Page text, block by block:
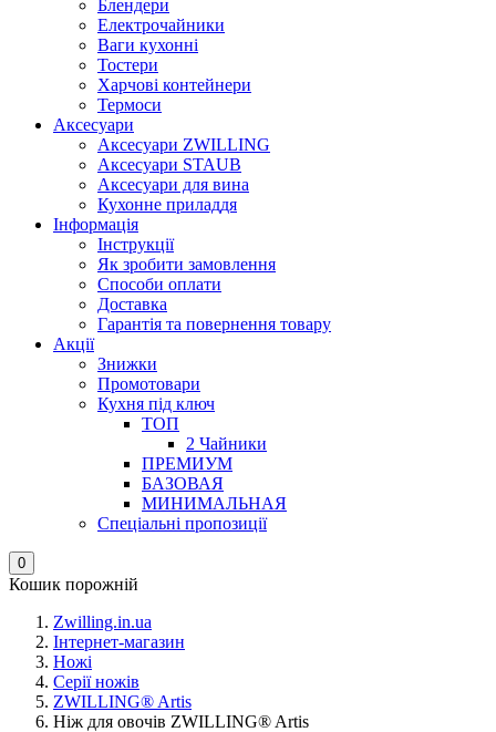
Блендери
Електрочайники
Ваги кухонні
Тостери
Харчові контейнери
Термоси
Аксесуари
Аксесуари ZWILLING
Аксесуари STAUB
Аксесуари для вина
Кухонне приладдя
Інформація
Інструкції
Як зробити замовлення
Способи оплати
Доставка
Гарантія та повернення товару
Акції
Знижки
Промотовари
Кухня під ключ
ТОП
2 Чайники
ПРЕМИУМ
БАЗОВАЯ
МИНИМАЛЬНАЯ
Спеціальні пропозиції
0
Кошик порожній
Zwilling.in.ua
Інтернет-магазин
Ножі
Серії ножів
ZWILLING® Artis
Ніж для овочів ZWILLING® Artis